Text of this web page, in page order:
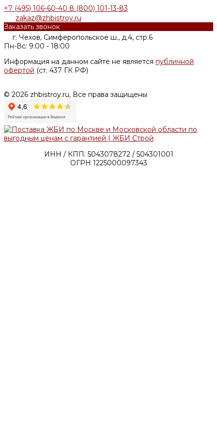
+7 (495) 106-60-40 8 (800) 101-13-83
zakaz@zhbistroy.ru
Заказать звонок
г. Чехов, Симферопольское ш., д.4, стр.6
Пн-Вс: 9:00 - 18:00
Информация на данном сайте не является публичной
офертой (ст. 437 ГК РФ)
© 2026 zhbistroy.ru, Все права защищены
ИНН / КПП: 5043078272 / 504301001
ОГРН 1225000097343